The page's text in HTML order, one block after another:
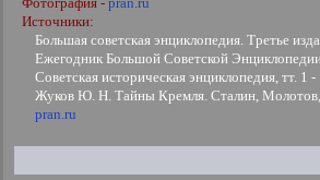
Источники:
Большая советская энциклопедия. Третье
Ежегодник Большой Советской
Советская историческая энциклопедия, тт.
Жуков Ю. Н. Тайны Кремля. Сталин,
pran.ru